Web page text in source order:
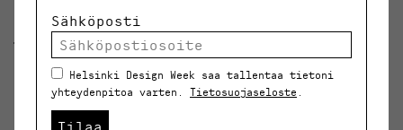
Tekstiileistä kuvittamiseen ja takaisin
Esikoistyttären syntymän aikoihin Anneli toimi jonkin
aikaa freelancerina. Hänen kuvitustaitonsa pääsivät
Sähköposti
Helsinki Design Week saa tallentaa tietoni
yhteydenpitoa varten. Tietosuojaseloste
Tilaa